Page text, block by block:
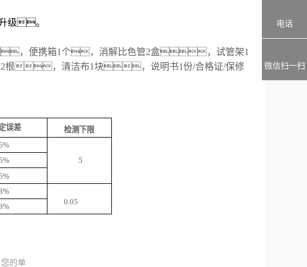
级。
， 便携箱1个， 消解比色管2盒，试管架1
2根，清洁布1块，说明书1份/合格证/保修
误差
检测下限
5
0.05
您的单
电话
微信扫一扫